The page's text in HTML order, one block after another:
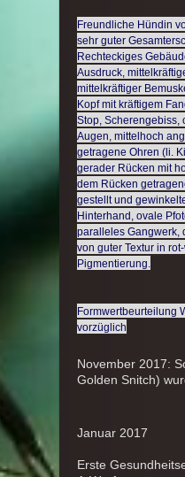
Freundliche Hündin
sehr guter
Rechteckiges
Ausdruck,
mittelkräftiger
Kopf mit kräftigem
Stop, Scherengebiss,
Augen, mittelhoch
getragene Ohren (li.
gerader Rücken mit
dem Rücken
gestellt und
Hinterhand, ovale
paralleles Gangwerk,
von guter Textur in
Pigmentierung.
Formwertbeurteilung
vorzüglich
November 2017:
Golden Snitch)
Januar 2017
Erste